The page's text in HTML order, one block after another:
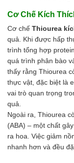
Cơ Chế Kích
Cơ chế Thiourea
quả. Khi được hấp
trình tổng hợp
quá trình phân bào
thấy rằng Thiourea
thực vật, đặc biệt là
vai trò quan trọng
quả.
Ngoài ra, Thiourea
(ABA) – một chất
ra hoa. Việc giảm
nhanh hơn và đều